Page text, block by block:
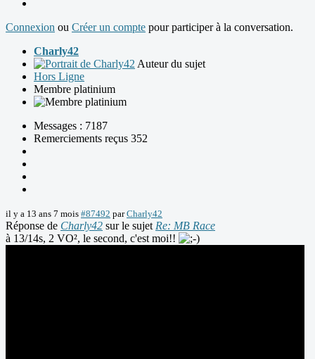
Connexion ou Créer un compte pour participer à la conversation.
Charly42
Auteur du sujet
Hors Ligne
Membre platinium
Messages : 7187
Remerciements reçus 352
il y a 13 ans 7 mois #87492 parCharly42
Réponse de Charly42 sur le sujet Re: MB Race
à 13/14s, 2 VO², le second, c'est moi!!